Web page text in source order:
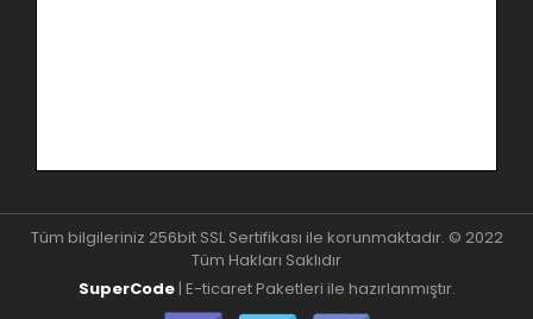
Tüm bilgileriniz 256bit SSL Sertifikası ile korunmaktadır. © 2022
Tüm Hakları Saklıdır
SuperCode| E-ticaret Paketleri ile hazırlanmıştır.